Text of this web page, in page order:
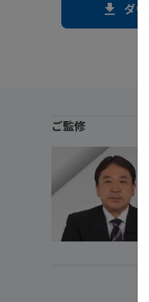
download ダ
ご監修